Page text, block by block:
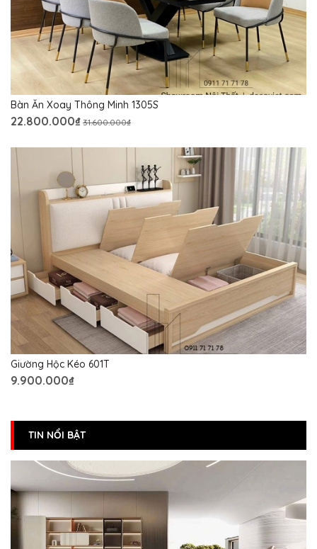
Bàn Ăn Xoay Thông Minh 1305S
22.800.000₫ 31.600.000₫
Giường Hộc Kéo 601T
9.900.000₫
TIN NỔI BẬT